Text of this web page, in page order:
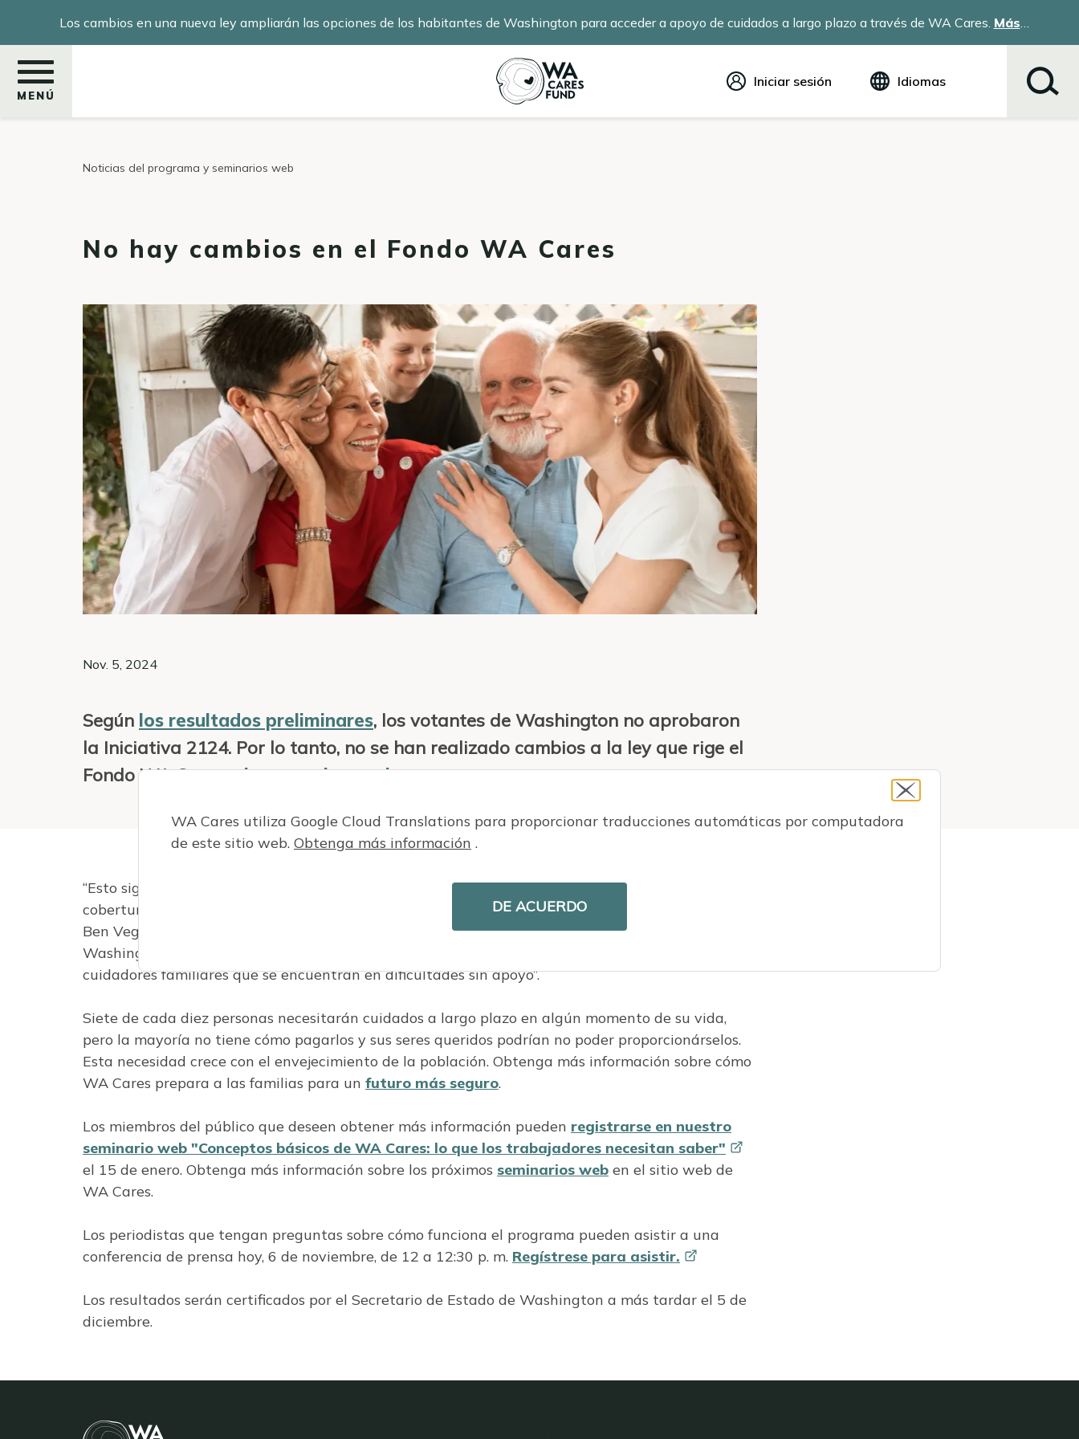
contenido
principal
Los cambios en una nueva ley ampliarán las opciones de los habitantes de Washington para acceder a apoyo de cuidados a largo plazo a través de WA Cares. Más
información.
MENÚ
Iniciar sesión Idiomas
Buscar
Noticias del programa y seminarios web
No hay cambios en el Fondo WA Cares
Nov. 5, 2024
Según los resultados preliminares, los votantes de Washington no aprobaron
la Iniciativa 2124. Por lo tanto, no se han realizado cambios a la ley que rige el
Fondo WA Cares ylas exenciones al programa.
“Esto significa que más de 3 millones de trabajadores de Washington seguirán obteniendo
cobertura asequible de atención a largo plazo y se protegerá la solvencia del programa”, declaró
Ben Veghte, director del programa. “WA Cares brindará un recurso esencial a las familias de
Washington que no pueden afrontar los altos costos de la atención a largo plazo y a los
cuidadores familiares que se encuentran en dificultades sin apoyo”.
Siete de cada diez personas necesitarán cuidados a largo plazo en algún momento de su vida,
pero la mayoría no tiene cómo pagarlos y sus seres queridos podrían no poder proporcionárselos.
Esta necesidad crece con el envejecimiento de la población. Obtenga más información sobre cómo
WA Cares prepara a las familias para un futuro más seguro.
Los miembros del público que deseen obtener más información pueden registrarse en nuestro
seminario web "Conceptos básicos de WA Cares: lo que los trabajadores necesitan saber"
el 15 de enero. Obtenga más información sobre los próximos seminarios web en el sitio web de
WA Cares.
Los periodistas que tengan preguntas sobre cómo funciona el programa pueden asistir a una
conferencia de prensa hoy, 6 de noviembre, de 12 a 12:30 p. m. Regístrese para asistir.
Los resultados serán certificados por el Secretario de Estado de Washington a más tardar el 5 de
diciembre.
WA Cares utiliza Google Cloud Translations para proporcionar traducciones automáticas por computadora
de este sitio web. Obtenga más información .
DE ACUERDO